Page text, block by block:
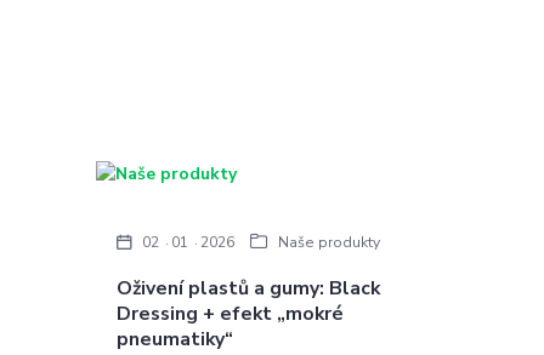
Oživení plastů a gumy: Black
Dressing + efekt „mokré
pneumatiky“
02 01 2026 Naše produkty